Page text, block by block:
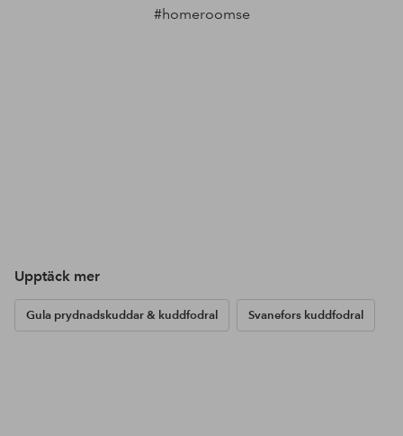
#homeroomse
Upptäck mer
Gula prydnadskuddar & kuddfodral Svanefors kuddfodral